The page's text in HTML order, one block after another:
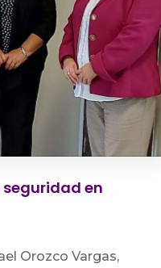
en
Orozco Vargas,